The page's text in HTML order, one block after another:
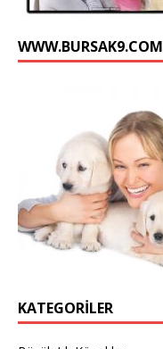
n
e
WWW.BURSAK9.COM
KATEGORILER